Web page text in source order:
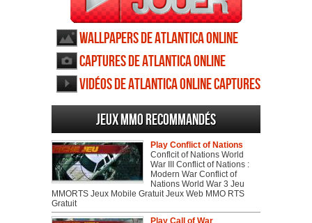
Wallpapers de Atlantica Online
Captures d'écran
Captures de Atlantica Online
Captures d'écran
Vidéos de Atlantica Online Captures
d'écran
Jeux MMO recommandés
Play Conflict of Nations
Conflcit of Nations World
War III Conflict of Nations :
Modern War Conflict of
Nations World War 3 Jeu
MMORTS Jeux Mobile Gratuit Jeux Web MMO RTS
Gratuit